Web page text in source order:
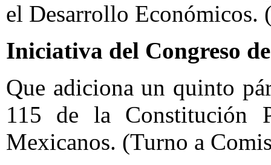
el Desarrollo Económicos.
Iniciativa del Congreso
Que adiciona un quinto
115 de la Constitución
Mexicanos. (Turno a